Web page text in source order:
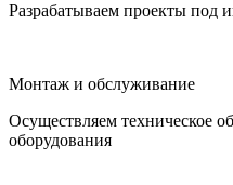
Разрабатываем проекты под
Монтаж и обслуживание
Осуществляем техническое
оборудования